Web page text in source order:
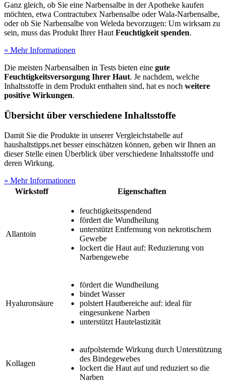
Ganz gleich, ob Sie eine Narbensalbe in der Apotheke kaufen
möchten, etwa Contractubex Narbensalbe oder Wala-Narbensalbe,
oder ob Sie Narbensalbe von Weleda bevorzugen: Um wirksam zu
sein, muss das Produkt Ihrer Haut Feuchtigkeit spenden.
» Mehr Informationen
Die meisten Narbensalben in Tests bieten eine gute
Feuchtigkeitsversorgung Ihrer Haut. Je nachdem, welche
Inhaltsstoffe in dem Produkt enthalten sind, hat es noch weitere
positive Wirkungen.
Übersicht über verschiedene Inhaltsstoffe
Damit Sie die Produkte in unserer Vergleichstabelle auf
haushaltstipps.net besser einschätzen können, geben wir Ihnen an
dieser Stelle einen Überblick über verschiedene Inhaltsstoffe und
deren Wirkung.
» Mehr Informationen
Wirkstoff
Eigenschaften
Allantoin
feuchtigkeitsspendend
fördert die Wundheilung
unterstützt Entfernung von nekrotischem
Gewebe
lockert die Haut auf: Reduzierung von
Narbengewebe
Hyaluronsäure
fördert die Wundheilung
bindet Wasser
polstert Hautbereiche auf: ideal für
eingesunkene Narben
unterstützt Hautelastizität
Kollagen
aufpolsternde Wirkung durch Unterstützung
des Bindegewebes
lockert die Haut auf und reduziert so die
Narben